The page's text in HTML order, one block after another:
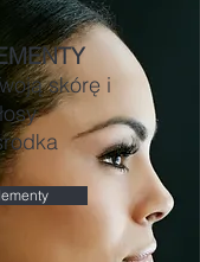
skórę i